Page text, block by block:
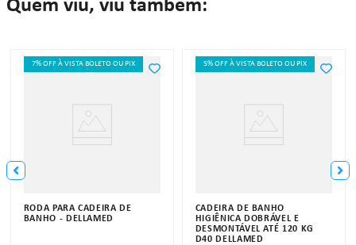
Quem viu, viu também:
7% OFF À VISTA BOLETO OU PIX
RODA PARA CADEIRA DE
BANHO - DELLAMED
5% OFF À VISTA BOLETO OU PIX
CADEIRA DE BANHO
HIGIÊNICA DOBRÁVEL E
DESMONTÁVEL ATÉ 120 KG
D40 DELLAMED